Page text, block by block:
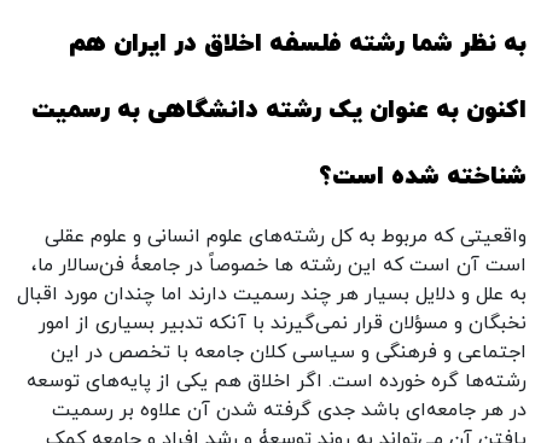
به نظر شما رشته فلسفه اخلاق در ایران هم
اکنون به عنوان یک رشته دانشگاهی به رسمیت
شناخته شده است؟
واقعیتی که مربوط به کل رشته‌‌های علوم انسانی و علوم عقلی
است آن است که این رشته ها خصوصاً در جامعۀ فن‌سالار ما،
به علل و دلایل بسیار هر چند رسمیت دارند اما چندان مورد اقبال
نخبگان و مسؤلان قرار نمی‌گیرند با آنکه تدبیر بسیاری از امور
اجتماعی و فرهنگی و سیاسی کلان جامعه با تخصص در این
رشته‌ها گره خورده است. اگر اخلاق هم یکی از پایه‌های توسعه
در هر جامعه‌ای باشد جدی گرفته شدن آن علاوه بر رسمیت